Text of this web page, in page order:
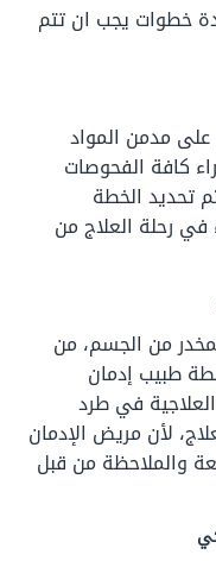
خطوات يجب ان تتم
مدمن المواد
كافة الفحوصات
تحديد الخطة
في رحلة العلاج من
من الجسم، من
طبيب إدمان
في طرد
لأن مريض الإدمان
والملاحظة من قبل